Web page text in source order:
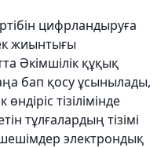
цифрландыруға
жиынтығы
Әкімшілік құқық
бап қосу ұсынылады,
тізілімінде
тұлғалардың тізімі
электрондық